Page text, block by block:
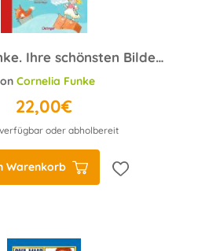
Cornelia Funke. Ihre schönsten Bilderbuchgeschichten
Cornelia Funke
22,00€
oder abholbereit
Warenkorb